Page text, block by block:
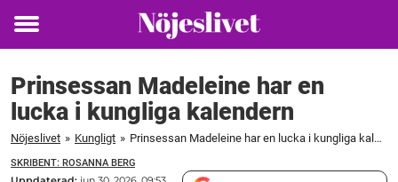
Toggle
Prinsessan Madeleine har en
lucka i kungliga kalendern
Nöjeslivet » Kungligt » Prinsessan Madeleine har en lucka i kungliga kalendern
SKRIBENT: ROSANNA BERG